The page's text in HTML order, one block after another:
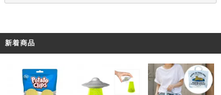
新着商品